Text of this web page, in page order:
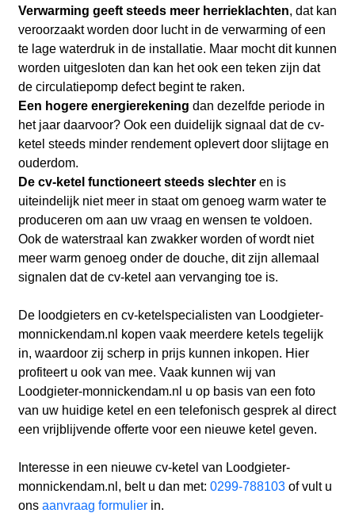
Verwarming geeft steeds meer herrieklachten, dat kan
veroorzaakt worden door lucht in de verwarming of een
te lage waterdruk in de installatie. Maar mocht dit kunnen
worden uitgesloten dan kan het ook een teken zijn dat
de circulatiepomp defect begint te raken.
Een hogere energierekening dan dezelfde periode in
het jaar daarvoor? Ook een duidelijk signaal dat de cv-
ketel steeds minder rendement oplevert door slijtage en
ouderdom.
De cv-ketel functioneert steeds slechteren is
uiteindelijk niet meer in staat om genoeg warm water te
produceren om aan uw vraag en wensen te voldoen.
Ook de waterstraal kan zwakker worden of wordt niet
meer warm genoeg onder de douche, dit zijn allemaal
signalen dat de cv-ketel aan vervanging toe is.
De loodgieters en cv-ketelspecialisten van Loodgieter-
monnickendam.nl kopen vaak meerdere ketels tegelijk
in, waardoor zij scherp in prijs kunnen inkopen. Hier
profiteert u ook van mee. Vaak kunnen wij van
Loodgieter-monnickendam.nl u op basis van een foto
van uw huidige ketel en een telefonisch gesprek al direct
een vrijblijvende offerte voor een nieuwe ketel geven.
Interesse in een nieuwe cv-ketel van Loodgieter-
monnickendam.nl, belt u dan met: 0299-788103of vult u
ons aanvraag formulierin.